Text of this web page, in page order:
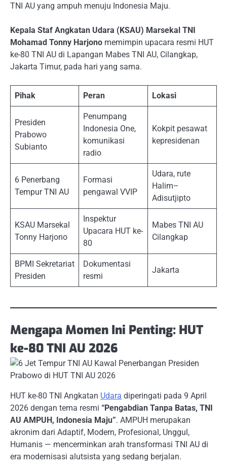
TNI AU yang ampuh menuju Indonesia Maju.
Kepala Staf Angkatan Udara (KSAU) Marsekal TNI
Mohamad Tonny Harjono memimpin upacara resmi HUT
ke-80 TNI AU di Lapangan Mabes TNI AU, Cilangkap,
Jakarta Timur, pada hari yang sama.
Pihak Peran Lokasi
Presiden
Prabowo
Subianto
Penumpang
Indonesia One,
komunikasi
radio
Kokpit pesawat
kepresidenan
6 Penerbang
Tempur TNI AU
Formasi
pengawal VVIP
Udara, rute
Halim–
Adisutjipto
KSAU Marsekal
Tonny Harjono
Inspektur
Upacara HUT ke-
80
Mabes TNI AU
Cilangkap
BPMI Sekretariat
Presiden
Dokumentasi
resmi
Jakarta
Mengapa Momen Ini Penting: HUT
ke-80 TNI AU 2026
HUT ke-80 TNI Angkatan Udara diperingati pada 9 April
2026 dengan tema resmi “Pengabdian Tanpa Batas, TNI
AU AMPUH, Indonesia Maju”. AMPUH merupakan
akronim dari Adaptif, Modern, Profesional, Unggul,
Humanis — mencerminkan arah transformasi TNI AU di
era modernisasi alutsista yang sedang berjalan.